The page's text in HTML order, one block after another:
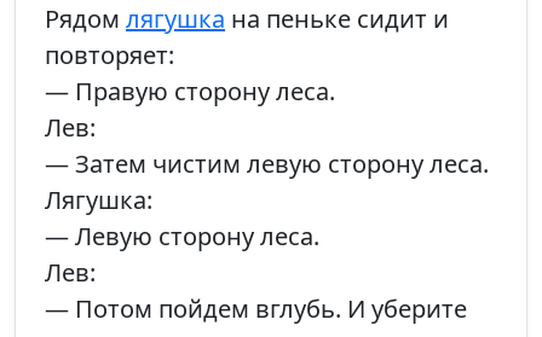
Рядом лягушка на пеньке сидит и
повторяет:
— Правую сторону леса.
Лев:
— Затем чистим левую сторону леса.
Лягушка:
— Левую сторону леса.
Лев:
— Потом пойдем вглубь. И уберите